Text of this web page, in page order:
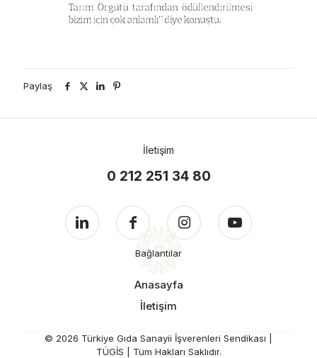
Paylaş
İletişim
0 212 251 34 80
Bağlantılar
Anasayfa
İletişim
© 2026 Türkiye Gıda Sanayii İşverenleri Sendikası |
TÜGİS | Tüm Hakları Saklıdır.